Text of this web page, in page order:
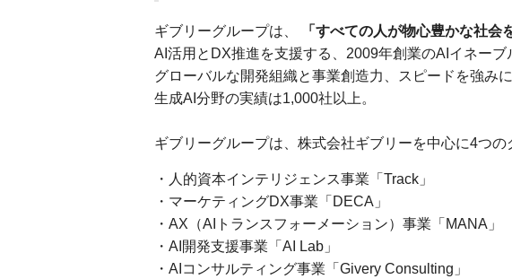
ギブリーグループは、 「すべての人が物心豊かな社会
AI活用とDX推進を支援する、2009年創業のAIイネーブ
グローバルな開発組織と事業創造力、スピードを強み
生成AI分野の実績は1,000社以上。
ギブリーグループは、株式会社ギブリーを中心に4つの
・人的資本インテリジェンス事業「Track」
・マーケティングDX事業「DECA」
・AX（AIトランスフォーメーション）事業「MANA」
・AI開発支援事業「AI Lab」
・AIコンサルティング事業「Givery Consulting」